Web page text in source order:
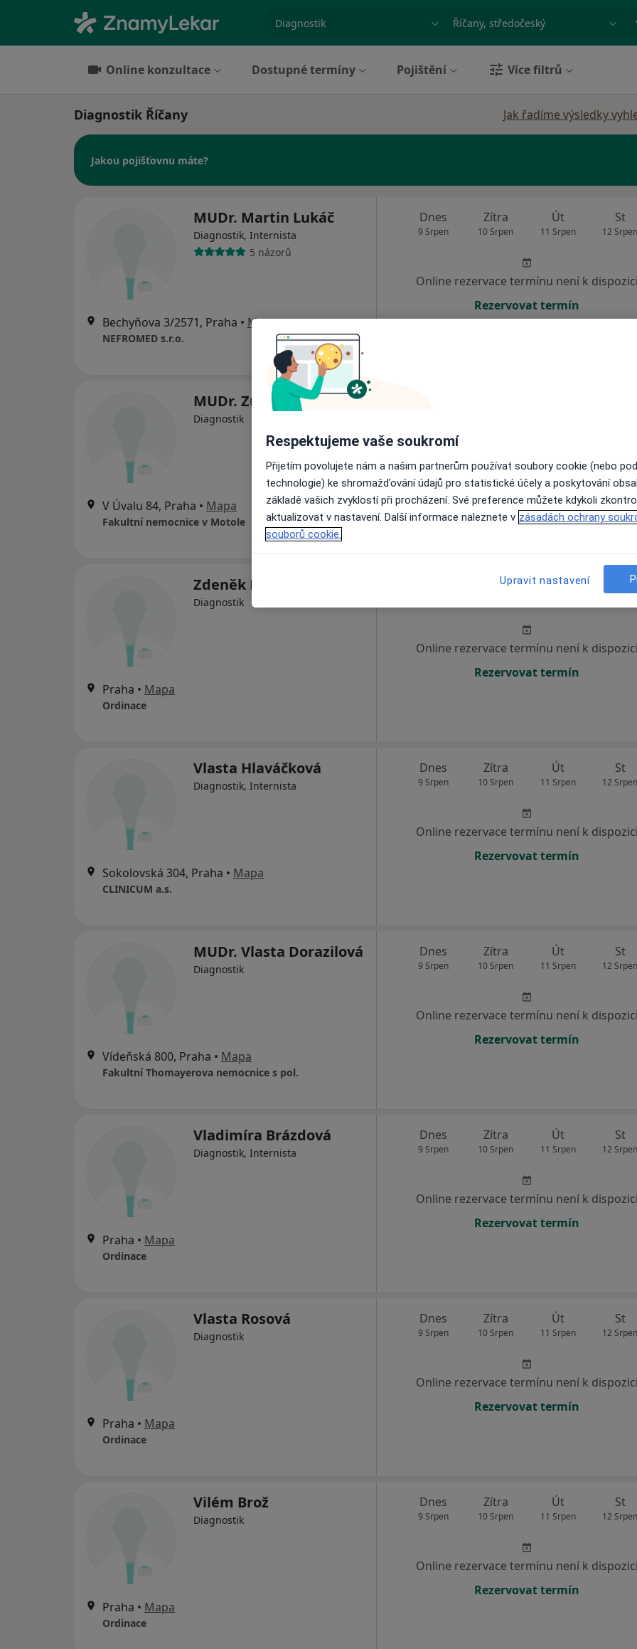
specializace, nemoc nebo příjmeníMěsto nebo region
Online konzultace Dostupné termíny Pojištění Více filtrů
Diagnostik Říčany Jak řadíme výsledky
Jakou pojišťovnu máte?
MUDr. Martin Lukáč
Diagnostik, Internista
5 názorů
Bechyňova 3/2571, Praha • Mapa
NEFROMED s.r.o.
Dnes
9 Srpen
Zítra
10 Srpen
Út
11 Srpen
St
12 Srpen
Online rezervace termínu není k dispozici
Rezervovat termín
MUDr. Zuzana Knopová
Diagnostik
V Úvalu 84, Praha • Mapa
Fakultní nemocnice v Motole
Online rezervace termínu není k
Rezervovat termín
Zdeněk Dušek
Diagnostik
Praha • Mapa
Ordinace
Zítra Út
Online rezervace termínu není k dispozici
Rezervovat termín
Vlasta Hlaváčková
Diagnostik, Internista
Sokolovská 304, Praha • Mapa
CLINICUM a.s.
Dnes
9 Srpen
Zítra
10 Srpen
Út
11 Srpen
St
12 Srpen
Online rezervace termínu není k dispozici
Rezervovat termín
MUDr. Vlasta Dorazilová
Diagnostik
Vídeňská 800, Praha • Mapa
Fakultní Thomayerova nemocnice s pol.
Dnes
9 Srpen
Zítra
10 Srpen
Út
11 Srpen
St
12 Srpen
Online rezervace termínu není k dispozici
Rezervovat termín
Vladimíra Brázdová
Diagnostik, Internista
Praha • Mapa
Ordinace
Dnes
9 Srpen
Zítra
10 Srpen
Út
11 Srpen
St
12 Srpen
Online rezervace termínu není k dispozici
Rezervovat termín
Vlasta Rosová
Diagnostik
Praha • Mapa
Ordinace
Dnes
9 Srpen
Zítra
10 Srpen
Út
11 Srpen
St
12 Srpen
Online rezervace termínu není k dispozici
Rezervovat termín
Vilém Brož
Diagnostik
Praha • Mapa
Ordinace
Dnes
9 Srpen
Zítra
10 Srpen
Út
11 Srpen
St
12 Srpen
Online rezervace termínu není k dispozici
Rezervovat termín
Respektujeme vaše soukromí
Přijetím povolujete nám a našim partnerům používat soubory cookie (nebo
technologie) ke shromažďování údajů pro statistické účely a poskytování
základě vašich zvyklostí při procházení. Své preference můžete kdykoli
aktualizovat v nastavení. Další informace naleznete v zásadách ochrany
souborů cookie.
Upravit nastavení